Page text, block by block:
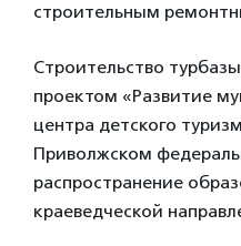
строительным
Строительство
проектом «Развитие
центра детского
Приволжском
распространение
краеведческой